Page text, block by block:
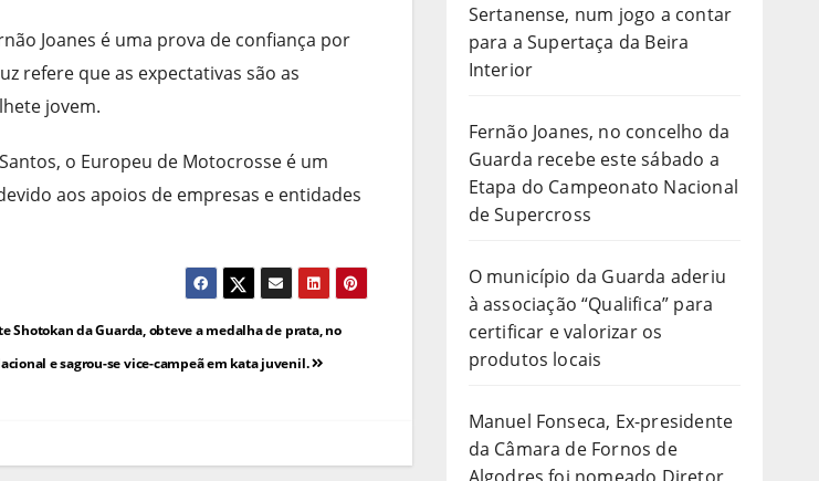
Joanes é uma prova de confiança por
refere que as expectativas são as
jovem.
o Europeu de Motocrosse é um
aos apoios de empresas e entidades
Shotokan da Guarda, obteve a medalha de prata, no
e sagrou-se vice-campeã em kata juvenil.
Sertanense, num jogo a contar
para a Supertaça da Beira
Interior
Fernão Joanes, no concelho da
Guarda recebe este sábado a
Etapa do Campeonato Nacional
de Supercross
O município da Guarda aderiu
à associação “Qualifica” para
certificar e valorizar os
produtos locais
Manuel Fonseca, Ex-presidente
da Câmara de Fornos de